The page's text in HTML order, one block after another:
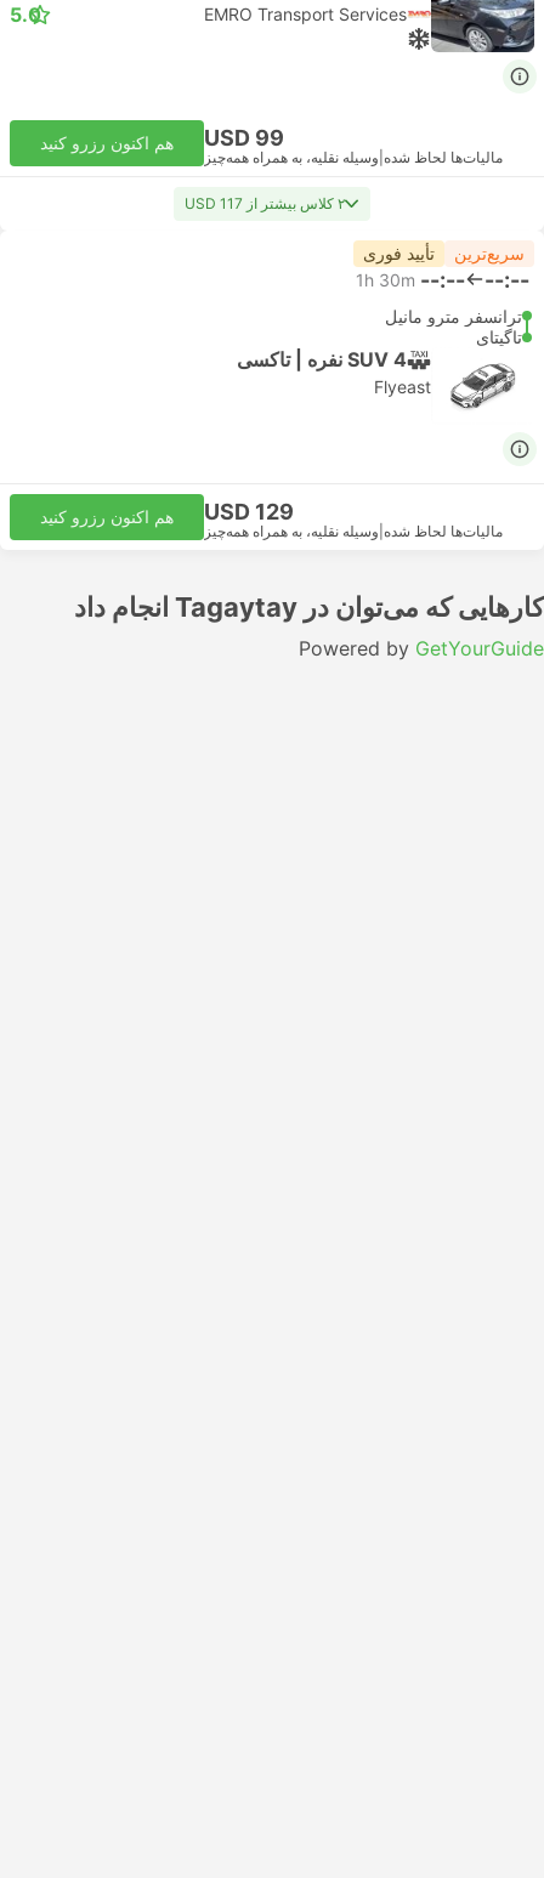
EMRO Transport Services
5.0
USD 99
مالیات‌ها لحاظ شده وسیله نقلیه، به همراه همه‌چیز
هم اکنون رزرو کنید
۲ کلاس بیشتر از USD 117
سریع‌ترین تأیید فوری
--:--
--:--
1h 30m
ترانسفر مترو مانیل
تاگیتای
SUV 4 نفره | تاکسی
Flyeast
USD 129
مالیات‌ها لحاظ شده وسیله نقلیه، به همراه همه‌چیز
هم اکنون رزرو کنید
کارهایی که می‌توان در Tagaytay انجام داد
Powered by GetYourGuide